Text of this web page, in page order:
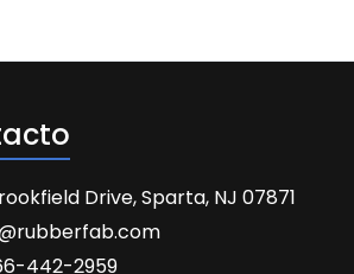
Drive, Sparta, NJ 07871
442-2959